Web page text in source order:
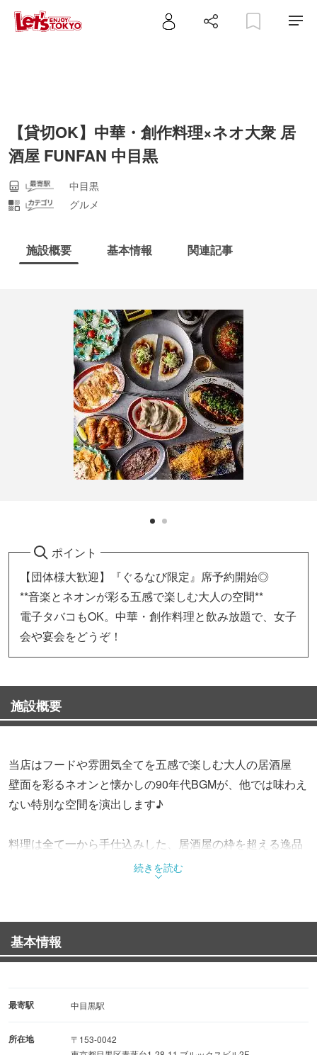
【貸切OK】中華・創作料理×ネオ大衆 居
酒屋 FUNFAN 中目黒
中目黒
グルメ
施設概要 基本情報 関連記事
ポイント
【団体様大歓迎】『ぐるなび限定』席予約開始◎
**音楽とネオンが彩る五感で楽しむ大人の空間**
電子タバコもOK。中華・創作料理と飲み放題で、女子
会や宴会をどうぞ！
施設概要
当店はフードや雰囲気全てを五感で楽しむ大人の居酒屋
壁面を彩るネオンと懐かしの90年代BGMが、他では味わえ
ない特別な空間を演出します♪
料理は全て一から手仕込みした、居酒屋の枠を超える逸品
揃い。食通も唸るこだわりの味が自慢！
ドリンクも厳選したナチュールワインや季節ごとのクラフ
種類豊富に取り揃えています。20名様以上の団体利用や貸
切も承っており、各種宴会にも最適です！
続きを読む
基本情報
最寄駅 中目黒駅
所在地
〒153-0042